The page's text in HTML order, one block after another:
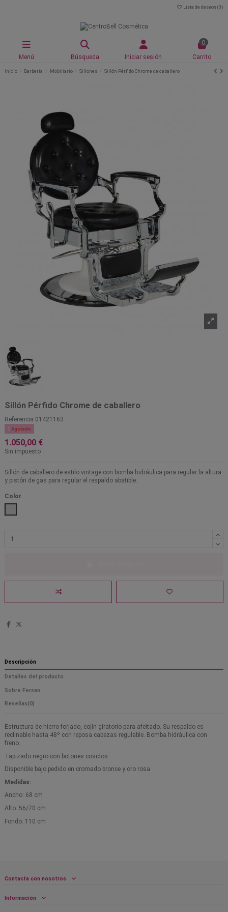
Lista de deseos (0 )
Menú Búsqueda Iniciar sesión
0
Carrito
Inicio Barbería Mobiliario Sillones Sillón Pérfido Chrome de caballero
Sillón Pérfido Chrome de caballero
Referencia 01421163
 Agotado
1.050,00 €
Sin impuesto
Sillón de caballero de estilo vintage con bomba hidráulica para regular la altura
y pistón de gas para regular el respaldo abatible.
Color
Descripción
Detalles del producto
Sobre Fersan
Reseñas(0)
Estructura de hierro forjado, cojín giratorio para afeitado. Su respaldo es
reclinable hasta 48º con reposa cabezas regulable. Bomba hidráulica con
freno.
Tapizado negro con botones cosidos.
Disponible bajo pedido en cromado bronce y oro rosa
Medidas:
Ancho: 68 cm
Alto: 56/70 cm
Fondo: 110 cm
Contacta con nosotros
Información